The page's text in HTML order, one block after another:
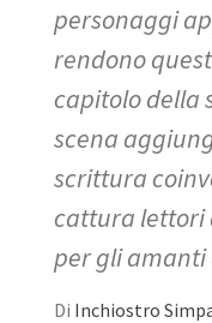
personaggi
rendono
capitolo della
scena
scrittura
cattura lettori
per gli amanti
Di Inchiostro